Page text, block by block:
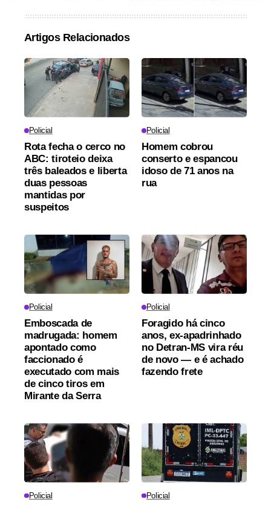
Artigos Relacionados
Policial
Rota fecha o cerco no
ABC: tiroteio deixa
três baleados e liberta
duas pessoas
mantidas por
suspeitos
Policial
Homem cobrou
conserto e espancou
idoso de 71 anos na
rua
Policial
Emboscada de
madrugada: homem
apontado como
faccionado é
executado com mais
de cinco tiros em
Mirante da Serra
Policial
Foragido há cinco
anos, ex-apadrinhado
no Detran-MS vira réu
de novo — e é achado
fazendo frete
Policial Policial